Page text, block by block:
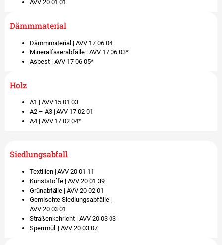
AVV 20 01 01
Dämmmaterial
Dämmmaterial | AVV 17 06 04​
Mineralfaserabfälle | AVV 17 06 03*​
Asbest | AVV 17 06 05*​
Holz
A1 | AVV 15 01 03​
A2 – A3 | AVV 17 02 01​
A4 | AVV 17 02 04* ​
Siedlungsabfall
Textilien | AVV 20 01 11​
Kunststoffe | AVV 20 01 39​
Grünabfälle | AVV 20 02 01​
Gemischte Siedlungsabfälle |
AVV 20 03 01​
Straßenkehricht | AVV 20 03 03​
Sperrmüll | AVV 20 03 07​